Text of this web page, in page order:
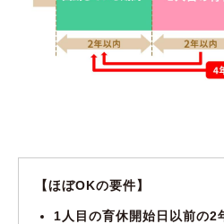
【ほぼOKの要件】
1人目の育休開始日以前の2